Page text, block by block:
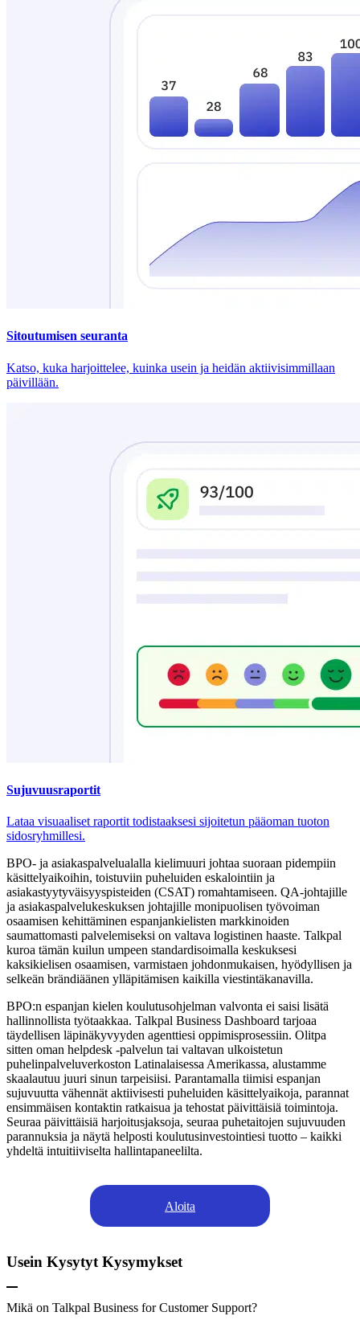
Sitoutumisen seuranta
Katso, kuka harjoittelee, kuinka usein ja heidän aktiivisimmillaan
päivillään.
Sujuvuusraportit
Lataa visuaaliset raportit todistaaksesi sijoitetun pääoman tuoton
sidosryhmillesi.
BPO- ja asiakaspalvelualalla kielimuuri johtaa suoraan pidempiin
käsittelyaikoihin, toistuviin puheluiden eskalointiin ja
asiakastyytyväisyyspisteiden (CSAT) romahtamiseen. QA-johtajille
ja asiakaspalvelukeskuksen johtajille monipuolisen työvoiman
osaamisen kehittäminen espanjankielisten markkinoiden
saumattomasti palvelemiseksi on valtava logistinen haaste. Talkpal
kuroa tämän kuilun umpeen standardisoimalla keskuksesi
kaksikielisen osaamisen, varmistaen johdonmukaisen, hyödyllisen ja
selkeän brändiäänen ylläpitämisen kaikilla viestintäkanavilla.
BPO:n espanjan kielen koulutusohjelman valvonta ei saisi lisätä
hallinnollista työtaakkaa. Talkpal Business Dashboard tarjoaa
täydellisen läpinäkyvyyden agenttiesi oppimisprosessiin. Olitpa
sitten oman helpdesk -palvelun tai valtavan ulkoistetun
puhelinpalveluverkoston Latinalaisessa Amerikassa, alustamme
skaalautuu juuri sinun tarpeisiisi. Parantamalla tiimisi espanjan
sujuvuutta vähennät aktiivisesti puheluiden käsittelyaikoja, parannat
ensimmäisen kontaktin ratkaisua ja tehostat päivittäisiä toimintoja.
Seuraa päivittäisiä harjoitusjaksoja, seuraa puhetaitojen sujuvuuden
parannuksia ja näytä helposti koulutusinvestointiesi tuotto – kaikki
yhdeltä intuitiiviselta hallintapaneelilta.
Aloita
Usein Kysytyt Kysymykset
Mikä on Talkpal Business for Customer Support?